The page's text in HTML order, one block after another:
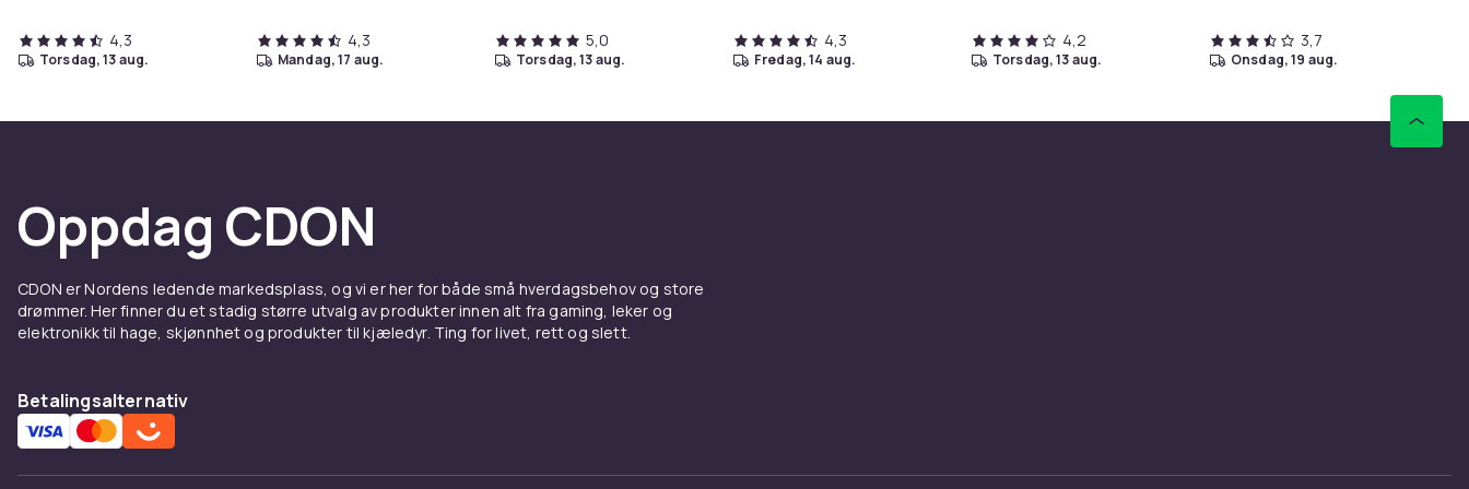
4,3
torsdag, 13 aug.
4,3
mandag, 17 aug.
5,0
torsdag, 13 aug.
4,3
fredag, 14 aug.
4,2
torsdag, 13 aug.
3,7
onsdag, 19 aug.
Oppdag CDON
CDON er Nordens ledende markedsplass, og vi er her for både små hverdagsbehov og store
drømmer. Her finner du et stadig større utvalg av produkter innen alt fra gaming, leker og
elektronikk til hage, skjønnhet og produkter til kjæledyr. Ting for livet, rett og slett.
Betalingsalternativ